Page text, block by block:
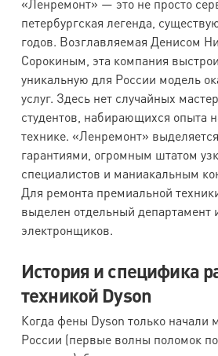
«Ленремонт» — это не просто
петербургская легенда,
годов. Возглавляемая Денисом
Сорокиным, эта компания
уникальную для России модель
услуг. Здесь нет случайных
студентов, набирающихся опыта
технике. «Ленремонт»
гарантиями, огромным штатом
специалистов и маниакальным
Для ремонта премиальной
выделен отдельный департамент
электронщиков.
История и специфика
техникой Dyson
Когда фены Dyson только начали
России (первые волны поломок